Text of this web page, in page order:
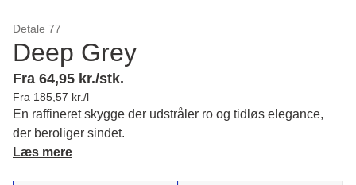
Detale 77
Deep Grey
Fra 64,95 kr./stk.
Fra 185,57 kr./l
En raffineret skygge der udstråler ro og tidløs elegance,
der beroliger sindet.
Læs mere